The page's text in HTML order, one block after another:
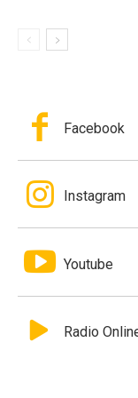
Facebook
Instagram
Youtube
Radio